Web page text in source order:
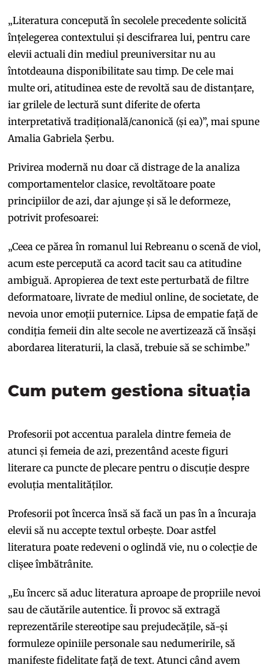
„Literatura concepută în secolele precedente solicită
înțelegerea contextului și descifrarea lui, pentru care
elevii actuali din mediul preuniversitar nu au
întotdeauna disponibilitate sau timp. De cele mai
multe ori, atitudinea este de revoltă sau de distanțare,
iar grilele de lectură sunt diferite de oferta
interpretativă tradițională/canonică (și ea)”, mai spune
Amalia Gabriela Șerbu.
Privirea modernă nu doar că distrage de la analiza
comportamentelor clasice, revoltătoare poate
principiilor de azi, dar ajunge și să le deformeze,
potrivit profesoarei:
„Ceea ce părea în romanul lui Rebreanu o scenă de viol,
acum este percepută ca acord tacit sau ca atitudine
ambiguă. Apropierea de text este perturbată de filtre
deformatoare, livrate de mediul online, de societate, de
nevoia unor emoții puternice. Lipsa de empatie față de
condiția femeii din alte secole ne avertizează că însăși
abordarea literaturii, la clasă, trebuie să se schimbe.”
Cum putem gestiona situația
Profesorii pot accentua paralela dintre femeia de
atunci și femeia de azi, prezentând aceste figuri
literare ca puncte de plecare pentru o discuție despre
evoluția mentalităților.
Profesorii pot încerca însă să facă un pas în a încuraja
elevii să nu accepte textul orbește. Doar astfel
literatura poate redeveni o oglindă vie, nu o colecție de
clișee îmbătrânite.
„Eu încerc să aduc literatura aproape de propriile nevoi
sau de căutările autentice. Îi provoc să extragă
reprezentările stereotipe sau prejudecățile, să-și
formuleze opiniile personale sau nedumeririle, să
manifeste fidelitate față de text. Atunci când avem